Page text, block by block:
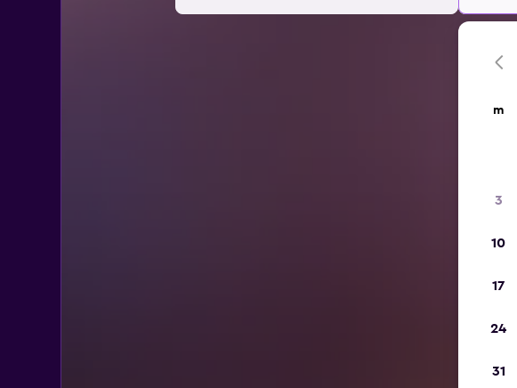
m
3
10
17
24
31